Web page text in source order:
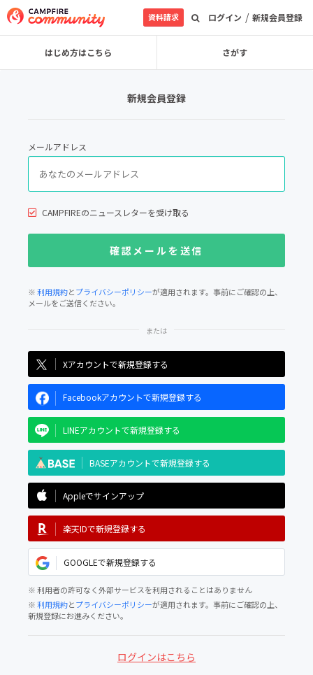
ログイン / 新規会員登録
資料請求
はじめ方はこちら さがす
新規会員登録
メールアドレス
CAMPFIREのニュースレターを受け取る
※利用規約とプライバシーポリシーが適用されます。事前にご確認の上、
メールをご送信ください。
Xアカウントで新規登録する
Facebookアカウントで新規登録する
LINEアカウントで新規登録する
BASEアカウントで新規登録する
Appleでサインアップ
楽天IDで新規登録する
GOOGLEで新規登録する
※ 利用者の許可なく外部サービスを利用されることはありません
※利用規約とプライバシーポリシーが適用されます。事前にご確認の上、
新規登録にお進みください。
ログインはこちら